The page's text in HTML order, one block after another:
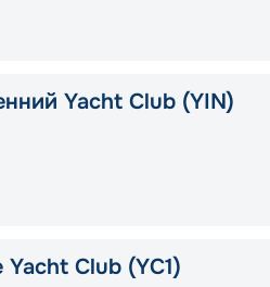
Yacht Club (YIN)
Club (YC1)